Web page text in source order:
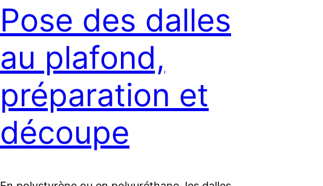
Pose des dalles
au plafond,
préparation et
découpe